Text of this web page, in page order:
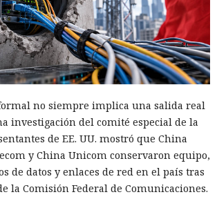
no siempre implica una salida real
investigación del comité especial de la
de EE. UU. mostró que China
y China Unicom conservaron equipo,
de datos y enlaces de red en el país tras
la Comisión Federal de Comunicaciones.
aproximadamente dentro de 1,8 mil
aunque aún faltan varios miles de
que el Sol se expanda hasta
roja.
planetarios más cercanos están
años luz. El viaje requeriría una nave
durante décadas o siglos a
animales y un ecosistema cerrado. Es
un planeta adecuado en las cercanías.